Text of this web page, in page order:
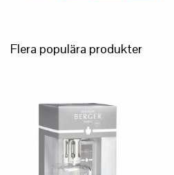
Flera populära produkter